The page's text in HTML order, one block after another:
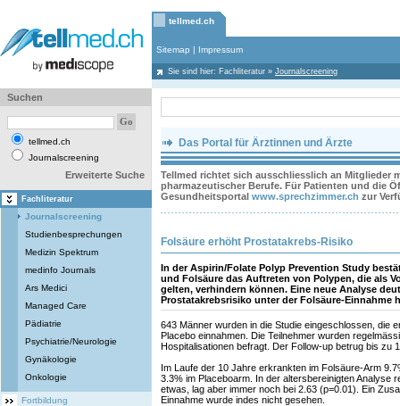
tellmed.ch
Sitemap | Impressum
Sie sind hier: Fachliteratur » Journalscreening
Suchen
tellmed.ch
Journalscreening
Erweiterte Suche
Fachliteratur
Journalscreening
Studienbesprechungen
Medizin Spektrum
medinfo Journals
Ars Medici
Managed Care
Pädiatrie
Psychiatrie/Neurologie
Gynäkologie
Onkologie
Fortbildung
Das Portal für Ärztinnen und Ärzte
Tellmed richtet sich ausschliesslich an Mitglieder
pharmazeutischer Berufe. Für Patienten und die
Gesundheitsportal www.sprechzimmer.ch zur
Folsäure erhöht Prostatakrebs-Risiko
In der Aspirin/Folate Polyp Prevention Study
und Folsäure das Auftreten von Polypen, die als
gelten, verhindern können. Eine neue Analyse
Prostatakrebsrisiko unter der Folsäure-Einnahme
643 Männer wurden in die Studie eingeschlossen, die
Placebo einnahmen. Die Teilnehmer wurden
Hospitalisationen befragt. Der Follow-up betrug bis zu
Im Laufe der 10 Jahre erkrankten im Folsäure-Arm
3.3% im Placeboarm. In der altersbereinigten Analyse
etwas, lag aber immer noch bei 2.63 (p=0.01). Ein
Einnahme wurde indes nicht gesehen.